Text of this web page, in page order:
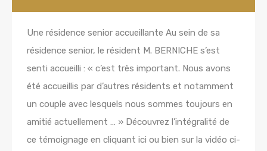
Une résidence senior accueillante Au sein de sa
résidence senior, le résident M. BERNICHE s’est
senti accueilli : « c’est très important. Nous avons
été accueillis par d’autres résidents et notamment
un couple avec lesquels nous sommes toujours en
amitié actuellement … » Découvrez l’intégralité de
ce témoignage en cliquant ici ou bien sur la vidéo ci-